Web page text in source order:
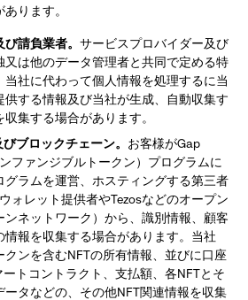
ります。
請負業者。 サービスプロバイダー及び
は他のデータ管理者と共同で定める特
社に代わって個人情報を処理するに当
供する情報及び当社が生成、自動収集す
集する場合があります。
ブロックチェーン。 お客様がGap
ファンジブルトークン）プログラムに
ラムを運営、ホスティングする第三者
ォレット提供者やTezosなどのオープン
ンネットワーク）から、識別情報、顧客
報を収集する場合があります。当社
ンを含むNFTの所有情報、並びに口座
トコントラクト、支払額、各NFTとそ
タなどの、その他NFT関連情報を収集